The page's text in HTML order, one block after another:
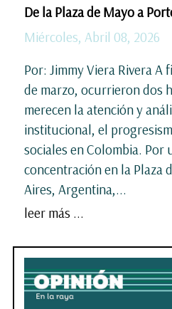
De la Plaza de Mayo a
Miércoles, Abril 08, 2026
Por: Jimmy Viera Rivera A
de marzo, ocurrieron dos
merecen la atención y
institucional, el
sociales en Colombia. Por
concentración en la Plaza
Aires, Argentina,...
leer más ...